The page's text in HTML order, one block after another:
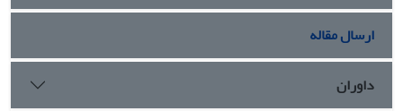
ارسال مقاله
داوران